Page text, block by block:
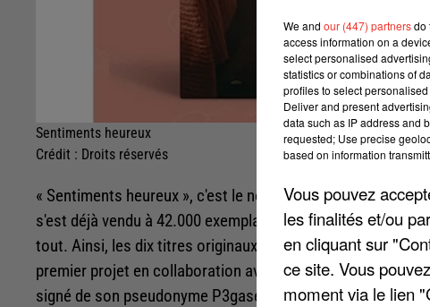
Sentiments heureux
Crédit : Droits réservés
« Sentiments heureux », c'est le nom de la réédition du
s'est déjà vendu à 42.000 exemplaires. La nouvelle
tout. Ainsi, les dix titres originaux sont aux côtés de sept
premier projet en collaboration avec son compagnon
signé de son pseudonyme P3gase. Retrouvez ci-dessous
We and our (447) partnersdo
access information on a
select personalised
statistics or combinations of
profiles to select
Deliver and present
data such as IP address and
requested; Use precise
based on information
Vous pouvez
les finalités et/ou
en cliquant sur
ce site. Vous
moment via le lien